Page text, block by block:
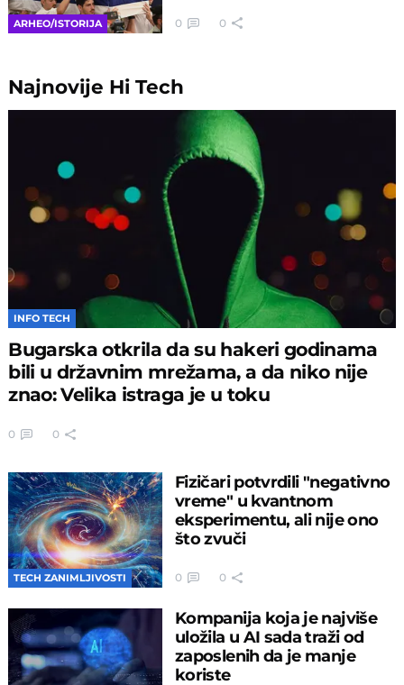
ARHEO/ISTORIJA 0 0
Najnovije Hi Tech
INFO TECH
Bugarska otkrila da su hakeri godinama
bili u državnim mrežama, a da niko nije
znao: Velika istraga je u toku
0 0
TECH ZANIMLJIVOSTI
Fizičari potvrdili "negativno
vreme" u kvantnom
eksperimentu, ali nije ono
što zvuči
0 0
Kompanija koja je najviše
uložila u AI sada traži od
zaposlenih da je manje
koriste